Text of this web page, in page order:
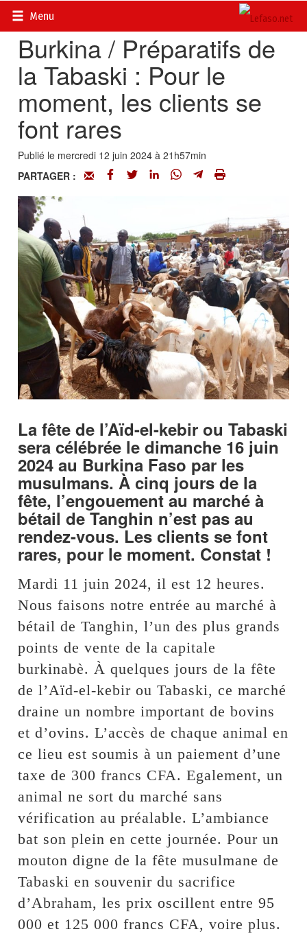
Menu
Accueil>
Burkina / Préparatifs de
la Tabaski : Pour le
moment, les clients se
font rares
Publié le mercredi 12 juin 2024 à 21h57min
PARTAGER :
La fête de l’Aïd-el-kebir ou Tabaski
sera célébrée le dimanche 16 juin
2024 au Burkina Faso par les
musulmans. À cinq jours de la
fête, l’engouement au marché à
bétail de Tanghin n’est pas au
rendez-vous. Les clients se font
rares, pour le moment. Constat !
Mardi 11 juin 2024, il est 12 heures.
Nous faisons notre entrée au marché à
bétail de Tanghin, l’un des plus grands
points de vente de la capitale
burkinabè. À quelques jours de la fête
de l’Aïd-el-kebir ou Tabaski, ce marché
draine un nombre important de bovins
et d’ovins. L’accès de chaque animal en
ce lieu est soumis à un paiement d’une
taxe de 300 francs CFA. Egalement, un
animal ne sort du marché sans
vérification au préalable. L’ambiance
bat son plein en cette journée. Pour un
mouton digne de la fête musulmane de
Tabaski en souvenir du sacrifice
d’Abraham, les prix oscillent entre 95
000 et 125 000 francs CFA, voire plus.